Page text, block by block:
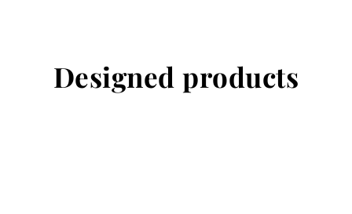
Designed products